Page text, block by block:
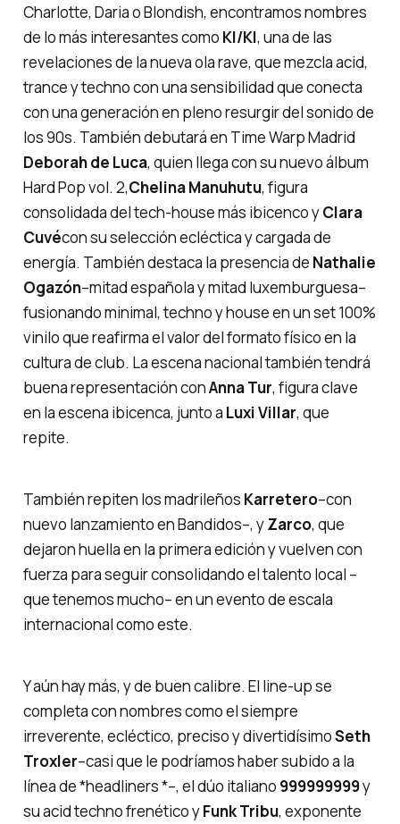
Charlotte, Daria o Blondish, encontramos nombres
de lo más interesantes como KI/KI, una de las
revelaciones de la nueva ola rave, que mezcla acid,
trance y techno con una sensibilidad que conecta
con una generación en pleno resurgir del sonido de
los 90s. También debutará en Time Warp Madrid
Deborah de Luca, quien llega con su nuevo álbum
Hard Pop vol. 2,Chelina Manuhutu, figura
consolidada del tech-house más ibicenco yClara
Cuvécon su selección ecléctica y cargada de
energía. También destaca la presencia de Nathalie
Ogazón–mitad española y mitad luxemburguesa–
fusionando minimal, techno y house en un set 100%
vinilo que reafirma el valor del formato físico en la
cultura de club. La escena nacional también tendrá
buena representación conAnna Tur, figura clave
en la escena ibicenca, junto a Luxi Villar, que
repite.
También repiten los madrileños Karretero–con
nuevo lanzamiento en Bandidos–, yZarco, que
dejaron huella en la primera edición y vuelven con
fuerza para seguir consolidando el talento local –
que tenemos mucho– en un evento de escala
internacional como este.
Y aún hay más, y de buen calibre. El line-up se
completa con nombres como el siempre
irreverente, ecléctico, preciso y divertidísimoSeth
Troxler–casi que le podríamos haber subido a la
línea de *headliners *–, el dúo italiano 999999999y
su acid techno frenético yFunk Tribu, exponente